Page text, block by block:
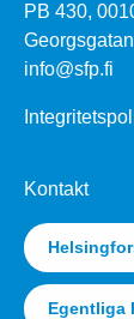
PB 430,
info@sfp.fi
Kontakt
Egentliga